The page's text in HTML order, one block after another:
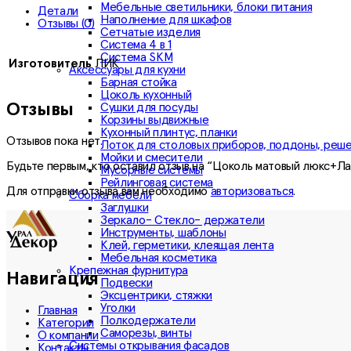
Мебельные светильники, блоки питания
Наполнение для шкафов
Сетчатые изделия
Система 4 в 1
Система SKM
Аксессуары для кухни
Барная стойка
Цоколь кухонный
Сушки для посуды
Корзины выдвижные
Кухонный плинтус, планки
Лоток для столовых приборов, поддоны,
Мойки и смесители
Мусорные системы
Рейлинговая система
Сборка мебели
Заглушки
Зеркало- Стекло- держатели
Инструменты, шаблоны
Клей, герметики, клеящая лента
Мебельная косметика
Крепежная фурнитура
Подвески
Эксцентрики, стяжки
Уголки
Полкодержатели
Саморезы, винты
Системы открывания фасадов
Детали
Отзывы (0)
Изготовитель ЛИК
Отзывы
Отзывов пока нет.
Будьте первым, кто оставил отзыв на “Цоколь матовый
Для отправки отзыва вам необходимоавторизоваться.
Навигация
Главная
Категории
О компании
Контакты